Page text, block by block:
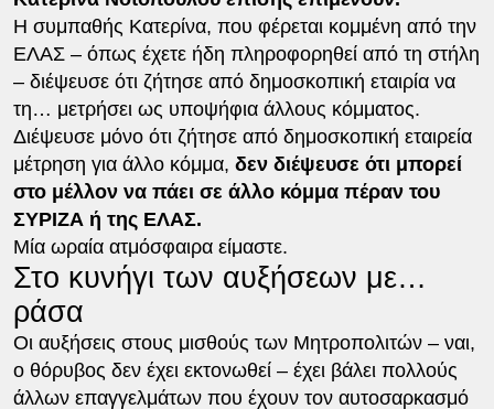
Η συμπαθής Κατερίνα, που φέρεται κομμένη από την
ΕΛΑΣ – όπως έχετε ήδη πληροφορηθεί από τη στήλη
– διέψευσε ότι ζήτησε από δημοσκοπική εταιρία να
τη… μετρήσει ως υποψήφια άλλους κόμματος.
Διέψευσε μόνο ότι ζήτησε από δημοσκοπική εταιρεία
μέτρηση για άλλο κόμμα, δεν διέψευσε ότι μπορεί
στο μέλλον να πάει σε άλλο κόμμα πέραν του
ΣΥΡΙΖΑ ή της ΕΛΑΣ.
Μία ωραία ατμόσφαιρα είμαστε.
Στο κυνήγι των αυξήσεων με…
ράσα
Οι αυξήσεις στους μισθούς των Μητροπολιτών – ναι,
ο θόρυβος δεν έχει εκτονωθεί – έχει βάλει πολλούς
άλλων επαγγελμάτων που έχουν τον αυτοσαρκασμό